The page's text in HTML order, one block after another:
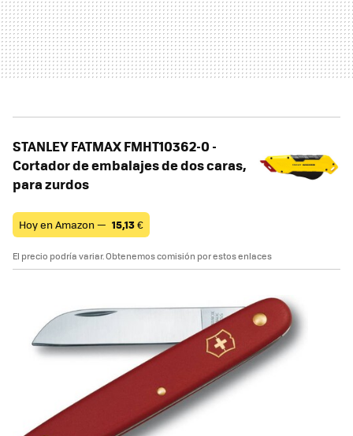
STANLEY FATMAX FMHT10362-0 -
Cortador de embalajes de dos caras,
para zurdos
Hoy en Amazon — 15,13€
El precio podría variar. Obtenemos comisión por estos enlaces